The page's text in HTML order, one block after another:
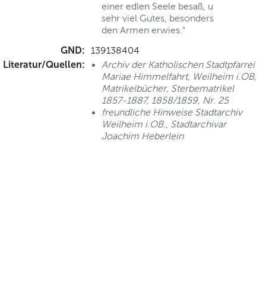
einer edlen Seele besaß, u
sehr viel Gutes, besonders
den Armen erwies."
GND: 139138404
Literatur/Quellen:
Archiv der Katholischen Stadtpfarrei
Mariae Himmelfahrt, Weilheim i.OB,
Matrikelbücher, Sterbematrikel
1857-1887, 1858/1859, Nr. 25
freundliche Hinweise Stadtarchiv
Weilheim i.OB., Stadtarchivar
Joachim Heberlein